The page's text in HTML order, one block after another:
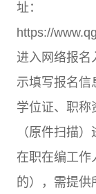
址：
https://
进入网络报名
示填写报名信
学位证、职称
（原件扫描
在职在编工作
的），需提供